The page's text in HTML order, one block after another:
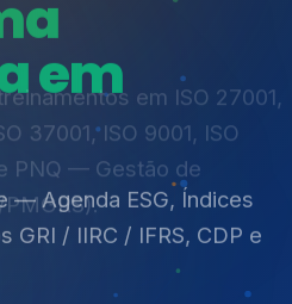
em ISO 27001,
37001, ISO 9001, ISO
PNQ — Gestão de